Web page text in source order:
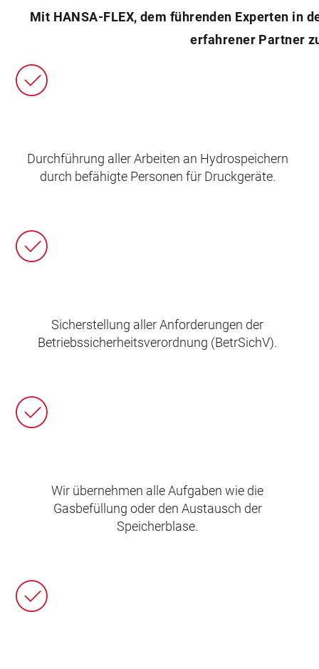
Mit HANSA‑FLEX, dem führenden Experten in
erfahrener Partner
Durchführung aller Arbeiten an Hydrospeichern
durch befähigte Personen für Druckgeräte.
Sicherstellung aller Anforderungen der
Betriebssicherheitsverordnung (BetrSichV).
Wir übernehmen alle Aufgaben wie die
Gasbefüllung oder den Austausch der
Speicherblase.